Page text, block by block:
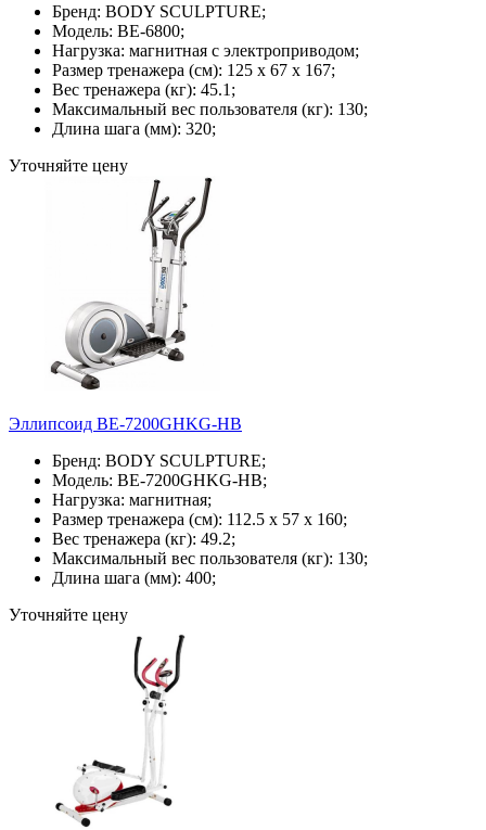
Бренд: BODY SCULPTURE;
Модель: BE-6800;
Нагрузка: магнитная с электроприводом;
Размер тренажера (см): 125 х 67 х 167;
Вес тренажера (кг): 45.1;
Максимальный вес пользователя (кг): 130;
Длина шага (мм): 320;
Уточняйте цену
Эллипсоид BE-7200GHKG-HB
Бренд: BODY SCULPTURE;
Модель: BE-7200GHKG-HB;
Нагрузка: магнитная;
Размер тренажера (см): 112.5 x 57 x 160;
Вес тренажера (кг): 49.2;
Максимальный вес пользователя (кг): 130;
Длина шага (мм): 400;
Уточняйте цену